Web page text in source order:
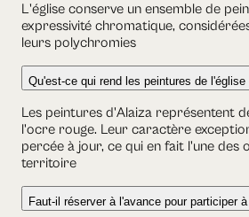
L'église conserve un ensemble de
expressivité chromatique,
leurs polychromies
Qu'est-ce qui rend les peintures de
Les peintures d'Alaiza représentent
l'ocre rouge. Leur caractère
percée à jour, ce qui en fait l'une
territoire
Faut-il réserver à l'avance pour participer